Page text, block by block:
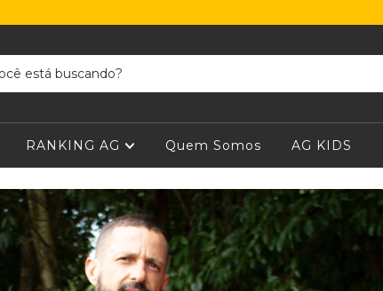
RANKING AG Quem Somos AG KIDS